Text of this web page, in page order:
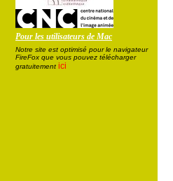
Pour les utilisateurs de Mac
Notre site est optimisé pour le navigateur
FireFox que vous pouvez télécharger
gratuitement ici